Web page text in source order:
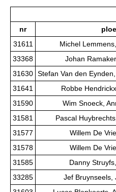
nr
31611
Michel
33368
Johan
31630 Stefan Van den
31641
Robbe
31590
Wim Snoeck,
31581
Pascal
31577
Willem De
31578
Willem De
31585
Danny
33285
Jef Bruynseels,